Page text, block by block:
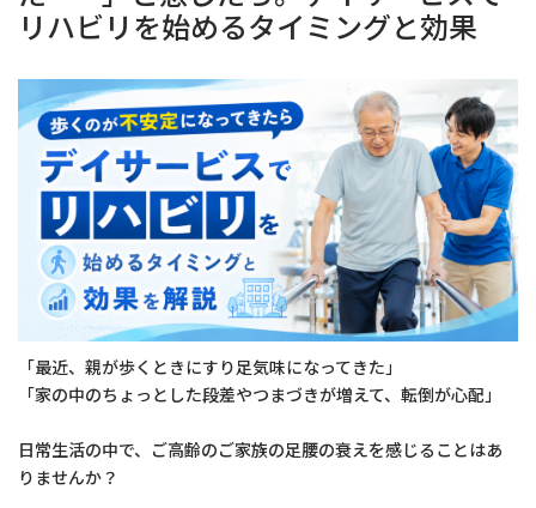
リハビリを始めるタイミングと効果
「最近、親が歩くときにすり足気味になってきた」
「家の中のちょっとした段差やつまづきが増えて、転倒が心配」
日常生活の中で、ご高齢のご家族の足腰の衰えを感じることはあ
りませんか？